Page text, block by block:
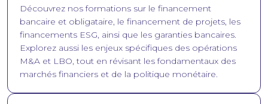
Découvrez nos formations sur le financement
bancaire et obligataire, le financement de projets, les
financements ESG, ainsi que les garanties bancaires.
Explorez aussi les enjeux spécifiques des opérations
M&A et LBO, tout en révisant les fondamentaux des
marchés financiers et de la politique monétaire.